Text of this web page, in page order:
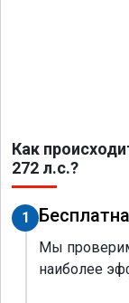
Как
272 л.с.?
1
Мы
наиболее